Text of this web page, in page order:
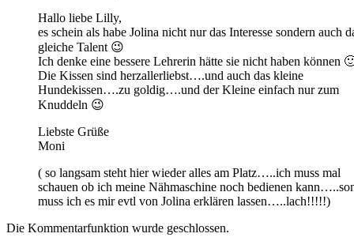
Hallo liebe Lilly,
es schein als habe Jolina nicht nur das Interesse sondern auch
gleiche Talent 😉
Ich denke eine bessere Lehrerin hätte sie nicht haben können
Die Kissen sind herzallerliebst….und auch das kleine
Hundekissen….zu goldig….und der Kleine einfach nur zum
Knuddeln 😉
Liebste Grüße
Moni
( so langsam steht hier wieder alles am Platz…..ich muss mal
schauen ob ich meine Nähmaschine noch bedienen
muss ich es mir evtl von Jolina erklären lassen…..lach!!!!!)
Die Kommentarfunktion wurde geschlossen.